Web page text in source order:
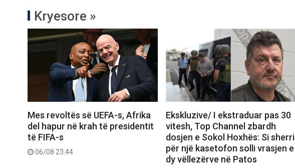
Kryesore »
Mes revoltës së UEFA-s, Afrika
del hapur në krah të presidentit
të FIFA-s
06/08 23:44
Ekskluzive/ I ekstraduar pas 30
vitesh, Top Channel zbardh
dosjen e Sokol Hoxhës: Si sherri
për një kasetofon solli vrasjen e
dy vëllezërve në Patos